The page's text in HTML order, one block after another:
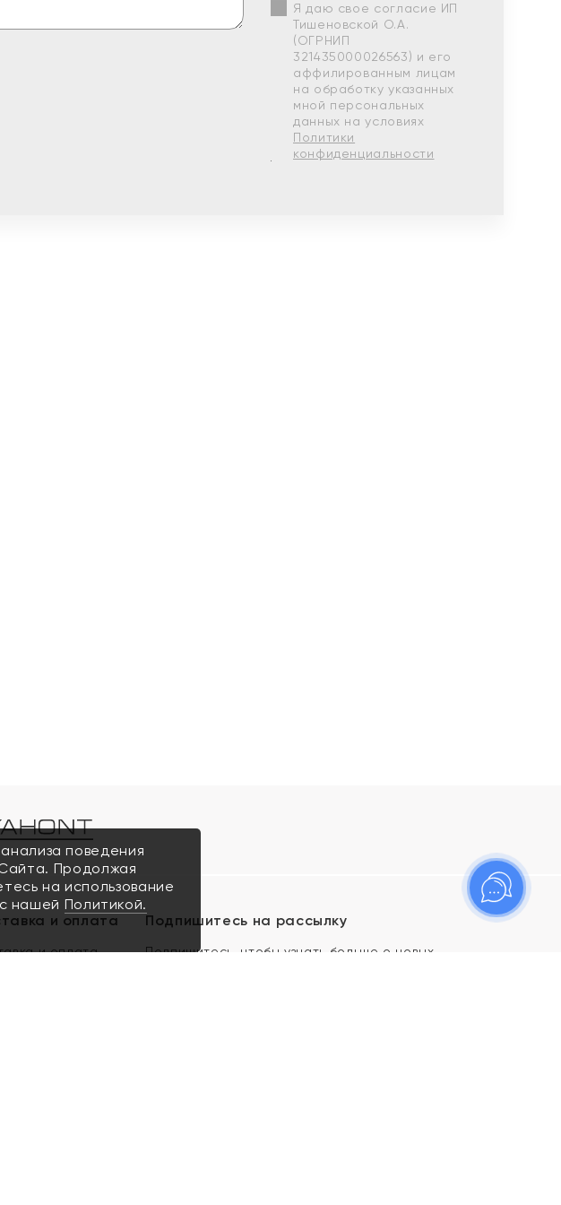
Я даю свое согласие ИП
Тишеновской О.А.
(ОГРНИП
321435000026563) и его
аффилированным лицам
на обработку указанных
мной персональных
данных на условиях
Политики
конфиденциальности
и оплата
и оплата
Подпишитесь на рассылку
Подпишитесь, чтобы узнать больше о новых
поведения
Продолжая
на использование
нашей Политикой.